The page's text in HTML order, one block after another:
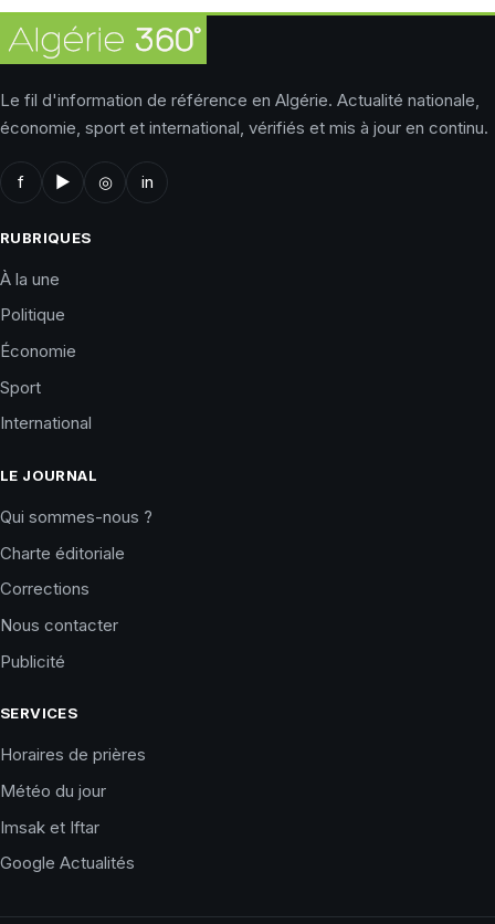
Le fil d'information de référence en Algérie. Actualité nationale,
économie, sport et international, vérifiés et mis à jour en continu.
f ▶ ◎ in
RUBRIQUES
À la une
Politique
Économie
Sport
International
LE JOURNAL
Qui sommes-nous ?
Charte éditoriale
Corrections
Nous contacter
Publicité
SERVICES
Horaires de prières
Météo du jour
Imsak et Iftar
Google Actualités